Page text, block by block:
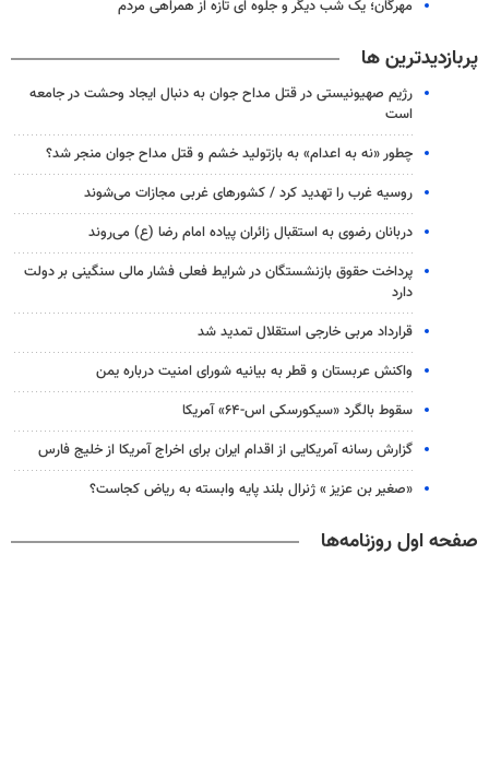
مهرگان؛ یک شب دیگر و جلوه ای تازه از همراهی مردم
پربازدیدترین ها
رژیم صهیونیستی در قتل مداح جوان به دنبال ایجاد وحشت در جامعه
است
چطور «نه به اعدام» به بازتولید خشم و قتل مداح جوان منجر شد؟
روسیه غرب را تهدید کرد / کشورهای غربی مجازات می‌شوند
دربانان رضوی به استقبال زائران پیاده امام رضا (ع) می‌روند
پرداخت حقوق بازنشستگان در شرایط فعلی فشار مالی سنگینی بر دولت
دارد
قرارداد مربی خارجی استقلال تمدید شد
واکنش عربستان و قطر به بیانیه شورای امنیت درباره یمن
سقوط بالگرد «سیکورسکی اس-۶۴» آمریکا
گزارش رسانه آمریکایی از اقدام ایران برای اخراج آمریکا از خلیج فارس
«صغیر بن عزیز » ژنرال بلند پایه وابسته به ریاض کجاست؟
صفحه اول روزنامه‌ها